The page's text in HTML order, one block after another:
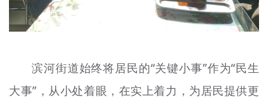
滨河街道始终将居民的“关键小事”作为“民生
大事”，从小处着眼，在实上着力，为居民提供更